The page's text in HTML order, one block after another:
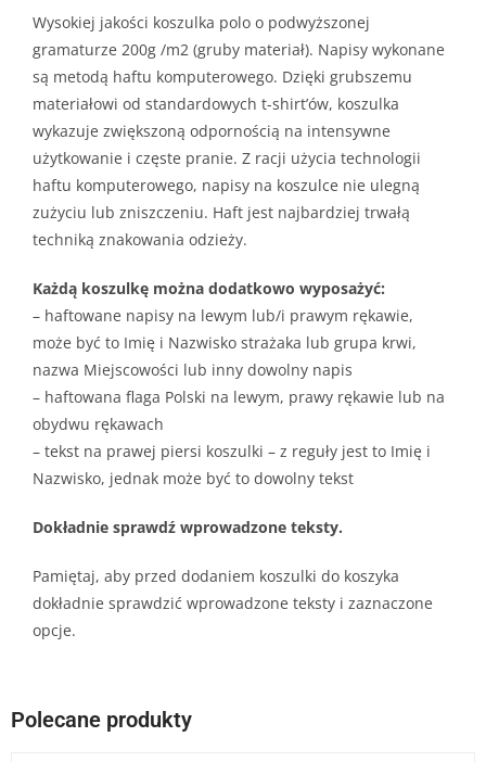
Wysokiej jakości koszulka polo o podwyższonej
gramaturze 200g /m2 (gruby materiał). Napisy wykonane
są metodą haftu komputerowego. Dzięki grubszemu
materiałowi od standardowych t-shirt’ów, koszulka
wykazuje zwiększoną odpornością na intensywne
użytkowanie i częste pranie. Z racji użycia technologii
haftu komputerowego, napisy na koszulce nie ulegną
zużyciu lub zniszczeniu. Haft jest najbardziej trwałą
techniką znakowania odzieży.
Każdą koszulkę można dodatkowo wyposażyć:
– haftowane napisy na lewym lub/i prawym rękawie,
może być to Imię i Nazwisko strażaka lub grupa krwi,
nazwa Miejscowości lub inny dowolny napis
– haftowana flaga Polski na lewym, prawy rękawie lub na
obydwu rękawach
– tekst na prawej piersi koszulki – z reguły jest to Imię i
Nazwisko, jednak może być to dowolny tekst
Dokładnie sprawdź wprowadzone teksty.
Pamiętaj, aby przed dodaniem koszulki do koszyka
dokładnie sprawdzić wprowadzone teksty i zaznaczone
opcje.
Polecane produkty